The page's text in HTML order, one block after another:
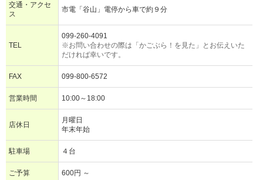
交通・アクセ
ス
市電「谷山」電停から車で約９分
TEL
099-260-4091
※お問い合わせの際は「かごぶら！を見た」とお伝えいた
だければ幸いです。
FAX 099-800-6572
営業時間 10:00～18:00
店休日
月曜日
年末年始
駐車場 ４台
ご予算 600円 ～